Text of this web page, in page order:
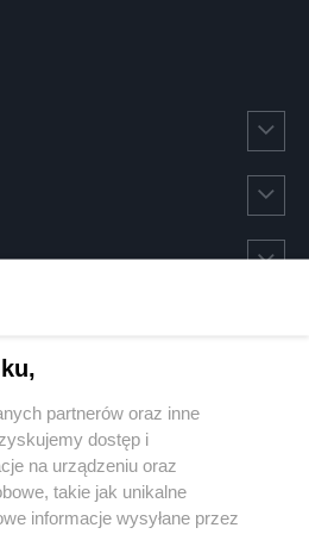
partnerów oraz inne
dostęp i
na urządzeniu oraz
takie jak unikalne
informacje wysyłane przez